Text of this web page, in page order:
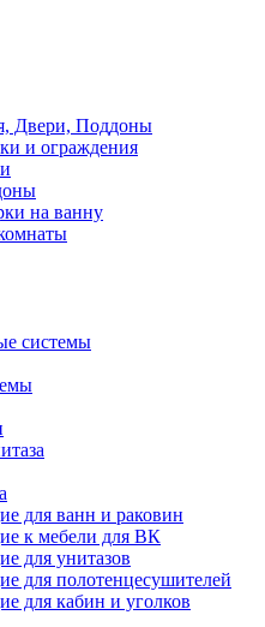
Двери, Поддоны
и ограждения
на ванну
системы
для ванн и раковин
к мебели для ВК
для унитазов
для полотенцесушителей
для кабин и уголков